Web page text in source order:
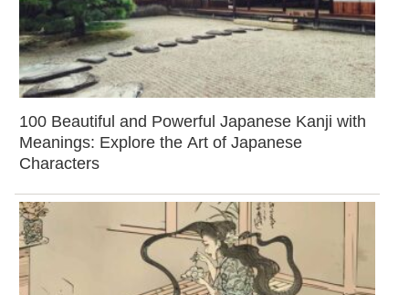
100 Beautiful and Powerful Japanese Kanji with
Meanings: Explore the Art of Japanese
Characters